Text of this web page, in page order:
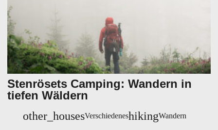
Stenrösets Camping: Wandern in
tiefen Wäldern
other_housesVerschiedeneshikingWandern